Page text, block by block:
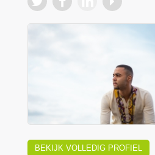
BEKIJK VOLLEDIG PROFIEL